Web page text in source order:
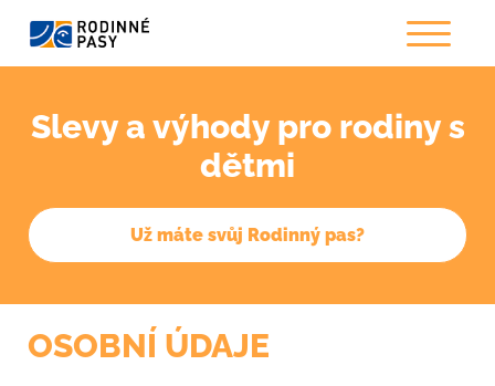
Slevy a výhody pro rodiny s
dětmi
Už máte svůj Rodinný pas?
OSOBNÍ ÚDAJE